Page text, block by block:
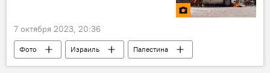
7 октября 2023, 20:36
Фото Израиль
Палестина
ХАМАС
Происшествия, ЧП, криминал